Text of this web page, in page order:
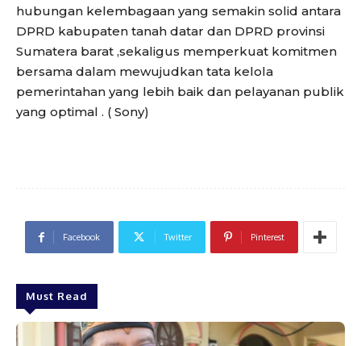
hubungan kelembagaan yang semakin solid antara
DPRD kabupaten tanah datar dan DPRD provinsi
Sumatera barat ,sekaligus memperkuat komitmen
bersama dalam mewujudkan tata kelola
pemerintahan yang lebih baik dan pelayanan publik
yang optimal . ( Sony)
Facebook Twitter Pinterest
Must Read